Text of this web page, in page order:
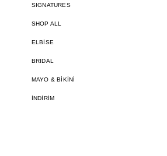
SIGNATURES
SHOP ALL
ELBİSE
BRIDAL
MAYO & BİKİNİ
İNDİRİM